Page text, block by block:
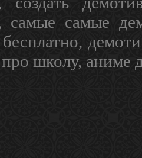
самые самые
школу, аниме